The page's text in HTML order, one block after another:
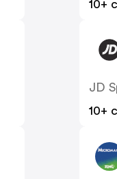
10+
10+